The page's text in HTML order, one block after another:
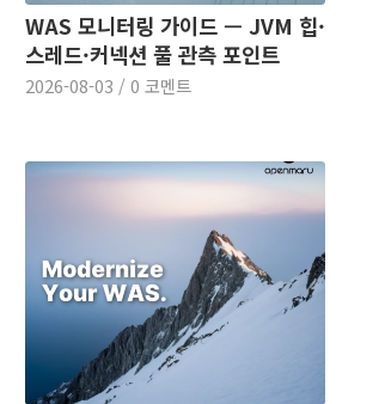
WAS 모니터링 가이드 — JVM 힙·
스레드·커넥션 풀 관측 포인트
2026-08-03 / 0 코멘트